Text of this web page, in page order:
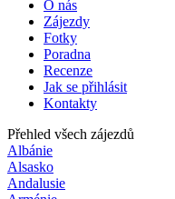
O nás
Zájezdy
Fotky
Poradna
Recenze
Jak se přihlásit
Kontakty
Přehled všech zájezdů
Albánie
Alsasko
Andalusie